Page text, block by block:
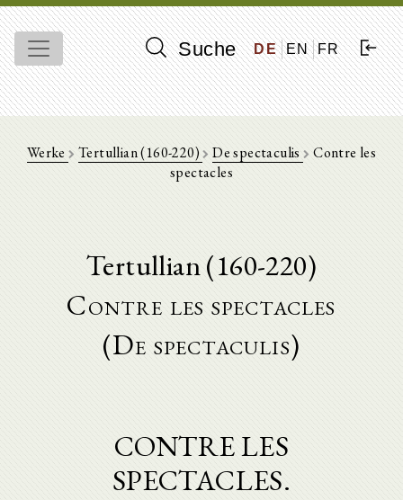
Suche DE EN FR
Werke Tertullian (160-220) De spectaculis Contre les
spectacles
Tertullian (160-220)
Contre les spectacles
(De spectaculis)
CONTRE LES
SPECTACLES.